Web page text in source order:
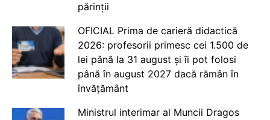
părinții
OFICIAL Prima de carieră didactică
2026: profesorii primesc cei 1.500 de
lei până la 31 august și îi pot folosi
până în august 2027 dacă rămân în
învățământ
Ministrul interimar al Muncii Dragos